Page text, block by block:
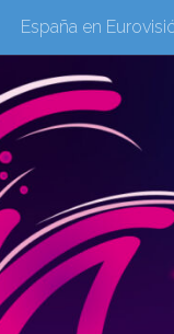
España en
Eurovision 2021
Eurovisión
operacion